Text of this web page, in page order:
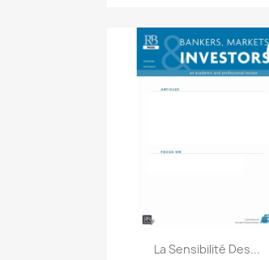
Quick view
La Sensibilité Des...